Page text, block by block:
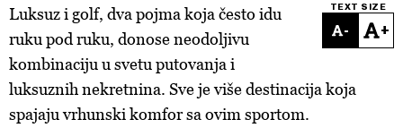
TEXT SIZE
- +
Luksuz i golf, dva pojma koja često idu
ruku pod ruku, donose neodoljivu
kombinaciju u svetu putovanja i
luksuznih nekretnina. Sve je više destinacija koja
spajaju vrhunski komfor sa ovim sportom.